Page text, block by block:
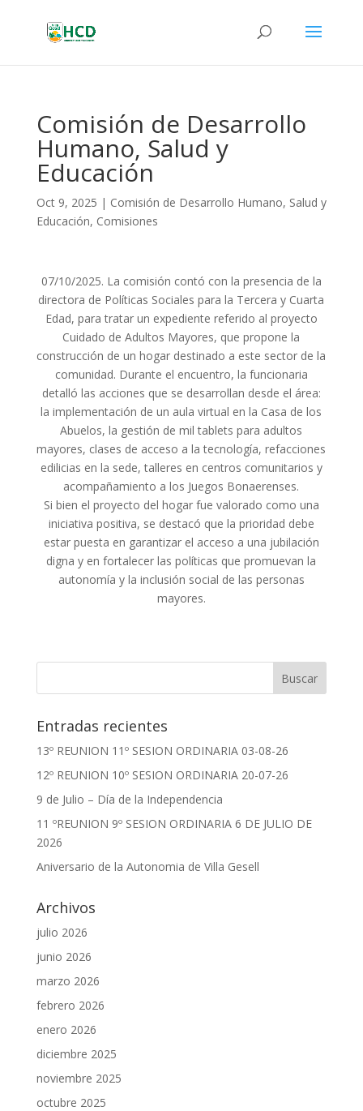
Comisión de Desarrollo
Humano, Salud y
Educación
Oct 9, 2025 | Comisión de Desarrollo Humano, Salud y
Educación, Comisiones
07/10/2025. La comisión contó con la presencia de la
directora de Políticas Sociales para la Tercera y Cuarta
Edad, para tratar un expediente referido al proyecto
Cuidado de Adultos Mayores, que propone la
construcción de un hogar destinado a este sector de la
comunidad. Durante el encuentro, la funcionaria
detalló las acciones que se desarrollan desde el área:
la implementación de un aula virtual en la Casa de los
Abuelos, la gestión de mil tablets para adultos
mayores, clases de acceso a la tecnología, refacciones
edilicias en la sede, talleres en centros comunitarios y
acompañamiento a los Juegos Bonaerenses.
Si bien el proyecto del hogar fue valorado como una
iniciativa positiva, se destacó que la prioridad debe
estar puesta en garantizar el acceso a una jubilación
digna y en fortalecer las políticas que promuevan la
autonomía y la inclusión social de las personas
mayores.
Entradas recientes
13º REUNION 11º SESION ORDINARIA 03-08-26
12º REUNION 10º SESION ORDINARIA 20-07-26
9 de Julio – Día de la Independencia
11 ºREUNION 9º SESION ORDINARIA 6 DE JULIO DE
2026
Aniversario de la Autonomia de Villa Gesell
Archivos
julio 2026
junio 2026
marzo 2026
febrero 2026
enero 2026
diciembre 2025
noviembre 2025
octubre 2025